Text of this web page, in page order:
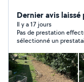
haies,nivellement
engazonnement
donc là c'est pareil
installer vos spots
classique ou
électriques. N'hésitez pas à me contacter si vous
souhaitez un
Dernier avis
Il y a 17 jours
Pas de prestation
sélectionné un prestataire mais proposition claire